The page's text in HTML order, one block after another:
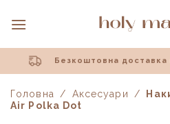
Безкоштовна доставка
Головна / Аксесуари /
Air Polka Dot